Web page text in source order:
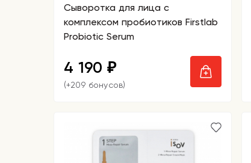
Сыворотка для лица с
комплексом пробиотиков Firstlab
Probiotic Serum
4 190 ₽
(+209 бонусов)